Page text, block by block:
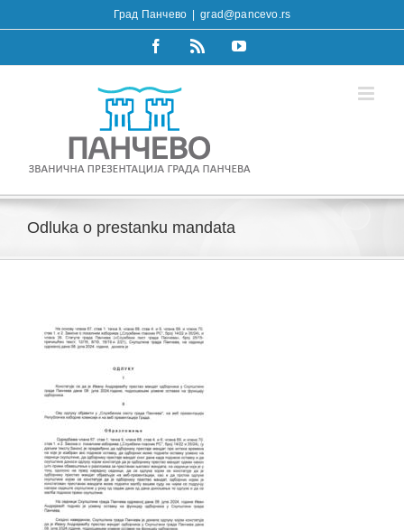
to
Град Панчево grad@pancevo.rs
FacebookRss YouTube
Odluka о prestanku mandata